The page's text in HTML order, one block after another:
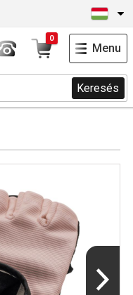
Keresés
0
Menu